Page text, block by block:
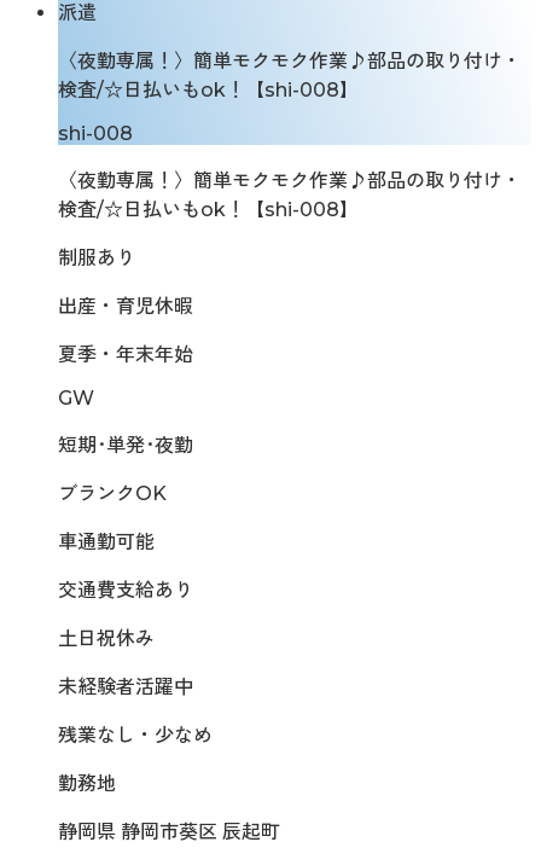
派遣
〈夜勤専属！〉簡単モクモク作業♪部品の取り付け・
検査/☆日払いもok！【shi-008】
shi-008
〈夜勤専属！〉簡単モクモク作業♪部品の取り付け・
検査/☆日払いもok！【shi-008】
制服あり
出産・育児休暇
夏季・年末年始
GW
短期･単発･夜勤
ブランクOK
車通勤可能
交通費支給あり
土日祝休み
未経験者活躍中
残業なし・少なめ
勤務地
静岡県 静岡市葵区 辰起町